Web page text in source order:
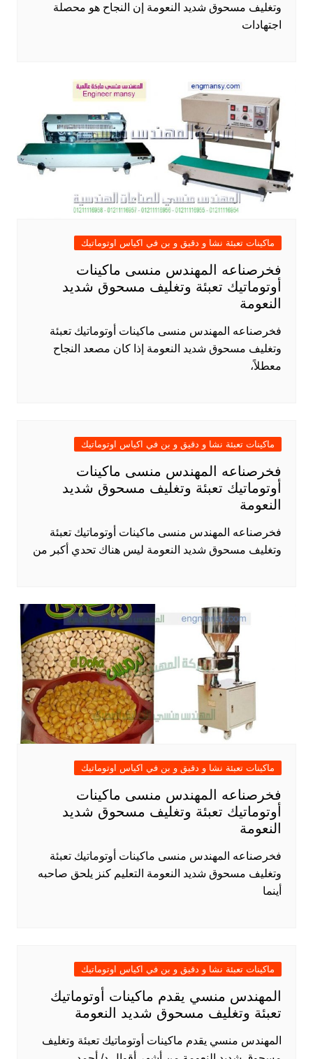
وتغليف مسحوق شديد النعومة إن النجاح هو محصلة
اجتهادات
ماكينات تعبئة نشا و دقيق و بن في اكياس اوتوماتيك
فخرصناعه المهندس منسى ماكينات
أوتوماتيك تعبئة وتغليف مسحوق شديد
النعومة
فخرصناعه المهندس منسى ماكينات أوتوماتيك تعبئة
وتغليف مسحوق شديد النعومة إذا كان مصعد النجاح
معطلاً،
ماكينات تعبئة نشا و دقيق و بن في اكياس اوتوماتيك
فخرصناعه المهندس منسى ماكينات
أوتوماتيك تعبئة وتغليف مسحوق شديد
النعومة
فخرصناعه المهندس منسى ماكينات أوتوماتيك تعبئة
وتغليف مسحوق شديد النعومة ليس هناك تحدي أكبر من
ماكينات تعبئة نشا و دقيق و بن في اكياس اوتوماتيك
فخرصناعه المهندس منسى ماكينات
أوتوماتيك تعبئة وتغليف مسحوق شديد
النعومة
فخرصناعه المهندس منسى ماكينات أوتوماتيك تعبئة
وتغليف مسحوق شديد النعومة التعليم كنز يلحق صاحبه
أينما
ماكينات تعبئة نشا و دقيق و بن في اكياس اوتوماتيك
المهندس منسي يقدم ماكينات أوتوماتيك
تعبئة وتغليف مسحوق شديد النعومة
المهندس منسي يقدم ماكينات أوتوماتيك تعبئة وتغليف